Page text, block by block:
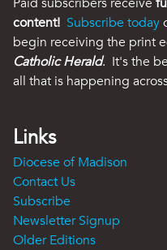
content! Subscribe today
begin receiving the print
Catholic Herald. It's the
all that is happening
Links
Diocese of Madison
Contact Us
Subscribe
Newsletter Signup
Older Editions